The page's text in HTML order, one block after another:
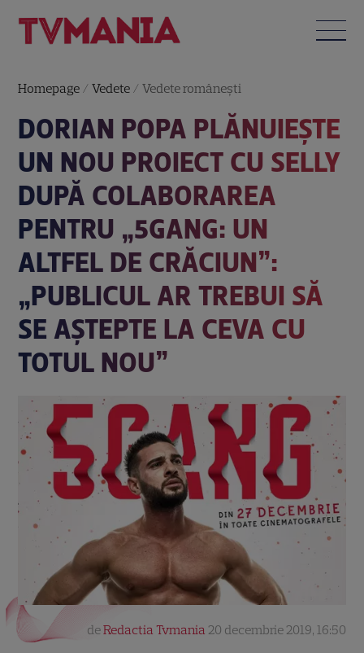
Homepage /Vedete /Vedete româneşti
DORIAN POPA PLĂNUIEȘTE
UN NOU PROIECT CU SELLY
DUPĂ COLABORAREA
PENTRU „5GANG: UN
ALTFEL DE CRĂCIUN”:
„PUBLICUL AR TREBUI SĂ
SE AȘTEPTE LA CEVA CU
TOTUL NOU”
deRedactia Tvmania 20 decembrie 2019, 16:50